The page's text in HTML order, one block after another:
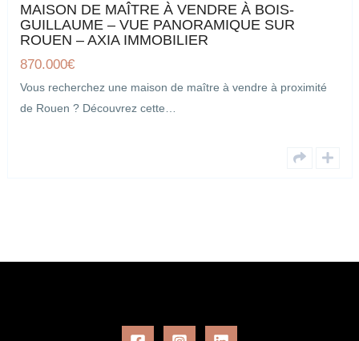
MAISON DE MAÎTRE À VENDRE À BOIS-
GUILLAUME – VUE PANORAMIQUE SUR
ROUEN – AXIA IMMOBILIER
870.000€
Vous recherchez une maison de maître à vendre à proximité
de Rouen ? Découvrez cette…